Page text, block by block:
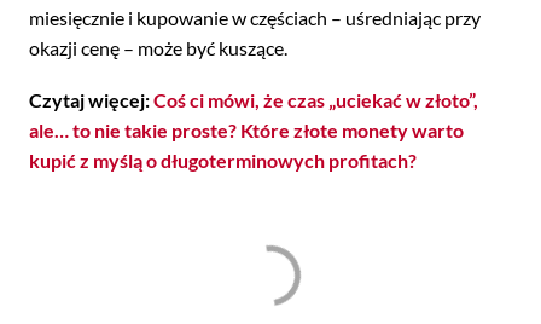
miesięcznie i kupowanie w częściach – uśredniając przy
okazji cenę – może być kuszące.
Czytaj więcej:Coś ci mówi, że czas „uciekać w złoto”,
ale… to nie takie proste? Które złote monety warto
kupić z myślą o długoterminowych profitach?